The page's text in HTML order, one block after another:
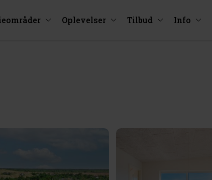
Oplevelser Tilbud Info